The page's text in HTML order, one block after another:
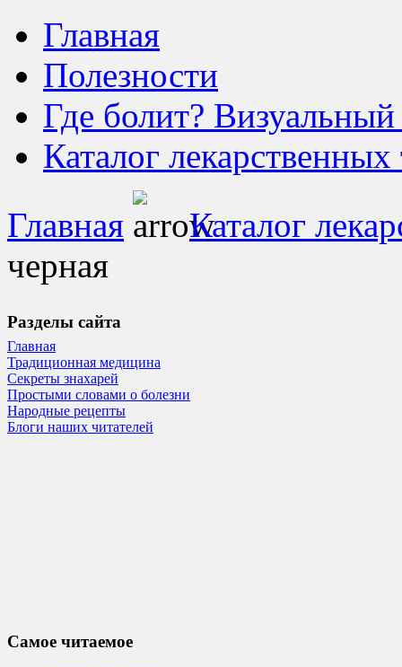
Главная
Полезности
Где болит?
Каталог лекарственных
Главная
Каталог
черная
Разделы сайта
Главная
Традиционная медицина
Секреты знахарей
Простыми словами о болезни
Народные рецепты
Блоги наших читателей
Самое читаемое